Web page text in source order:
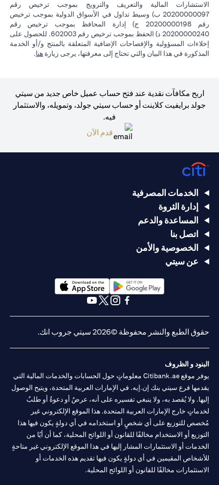
الاستشارات المالية والتعريف والترويج بموجب ترخيص رقم
20200000097 ب) وسيط تداول في الأسواق الدولية بموجب ترخيص
رقم 20200000198 ج) إدارة المحافظ بموجب ترخيص رقم
20200000240 د) الحفظ بموجب ترخيص رقم 602003. للحصول على
إخلاءات المسؤولية والإفصاحات الإضافية المتعلقة بالمنتج و/أو الخدمة
المذكورة في هذا البيان والتي تحتاج إلى معرفتها، يرجى زيارة هنا.
اربح مكافآت نقدية عند فتح حساب عميل خاص جديد من سيتي
جولد برايفيت كلاينت أو حساب سيتي جولد، وتمويله، والاستثمار
فيه.
قدم الآن
الخدمات المصرفية
إدارة الثروة
المساعدة والدعم
اتصل بنا
الخصوصية والأمن
عن سيتي
(opens in a new tab)
حقوق الطبع والنشر محفوظة ©2026 سيتي جروب انك.
البنود و الظروف
يوفر موقع Citibank.ae معلوماتٍ حول الحسابات والخدمات المالية التي
يقدمها فرع سيتي بنك إن.إيه. في الإمارات العربية المتحدة، ويتيح الوصول
إليها. ولا يُقصد به، ولا ينبغي تفسيره على أنه، عرضٌ أو دعوةٌ أو طلبٌ
لخدماتٍ خارج الإمارات العربية المتحدة. هذا الموقع الإلكتروني غير
مُخصص للتوزيع على أي شخصٍ أو استخدامه في أي دولةٍ يكون فيها هذا
التوزيع أو الاستخدام مخالفًا للقانون أو اللوائح المحلية، كما أن أيًا من
الخدمات أو الاستثمارات المشار إليها في هذا الموقع الإلكتروني غير متاحةٍ
للأشخاص المقيمين في أي دولةٍ يكون فيها تقديم هذه الخدمات أو
الاستثمارات مخالفًا للقانون أو اللوائح المحلية.